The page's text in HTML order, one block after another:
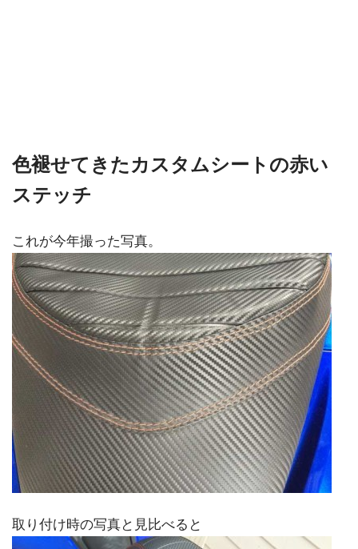
色褪せてきたカスタムシートの赤い
ステッチ
これが今年撮った写真。
取り付け時の写真と見比べると